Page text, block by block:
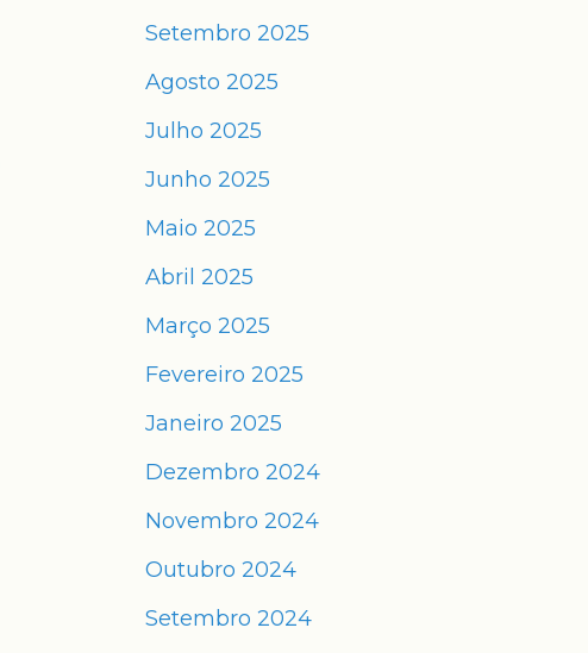
Setembro 2025
Agosto 2025
Julho 2025
Junho 2025
Maio 2025
Abril 2025
Março 2025
Fevereiro 2025
Janeiro 2025
Dezembro 2024
Novembro 2024
Outubro 2024
Setembro 2024